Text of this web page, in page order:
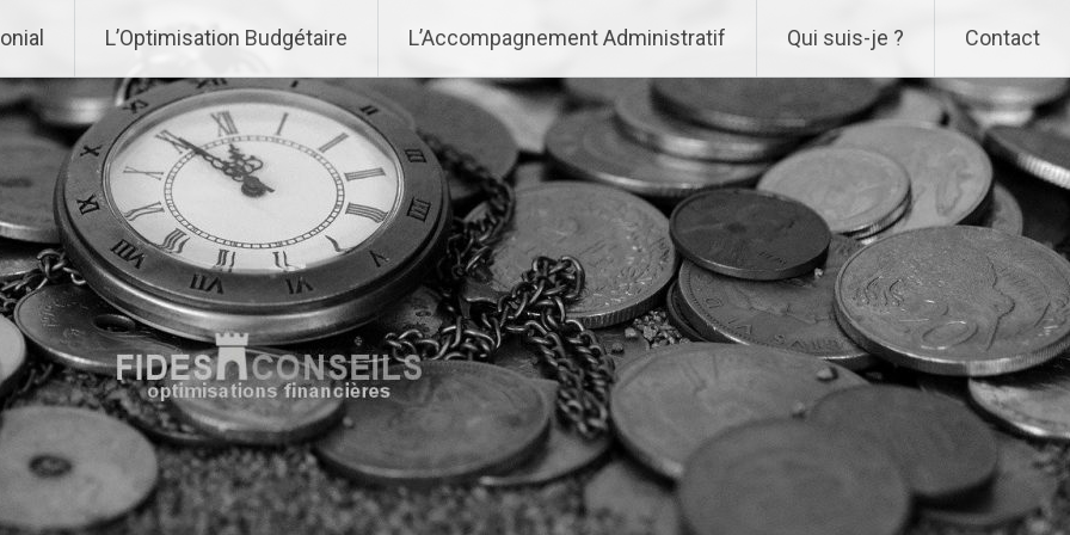
L’Optimisation Budgétaire L’Accompagnement Administratif Qui suis-je ? Contact